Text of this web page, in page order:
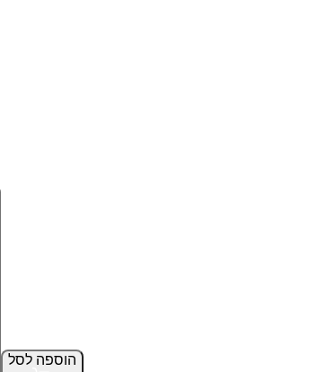
הוספה לסל